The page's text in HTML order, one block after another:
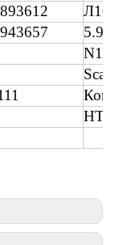
Л10
5.9L
N14
НТ